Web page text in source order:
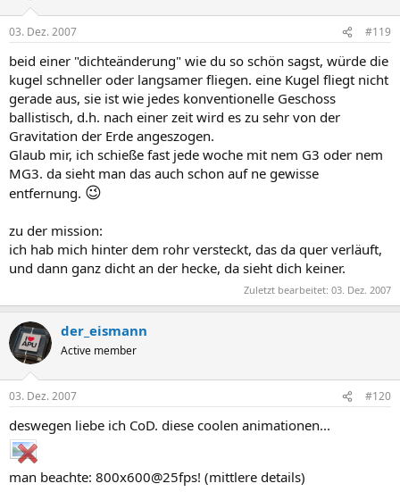
03. Dez. 2007 #119
beid einer "dichteänderung" wie du so schön sagst, würde die
kugel schneller oder langsamer fliegen. eine Kugel fliegt nicht
gerade aus, sie ist wie jedes konventionelle Geschoss
ballistisch, d.h. nach einer zeit wird es zu sehr von der
Gravitation der Erde angeszogen.
Glaub mir, ich schieße fast jede woche mit nem G3 oder nem
MG3. da sieht man das auch schon auf ne gewisse
entfernung. 😉
zu der mission:
ich hab mich hinter dem rohr versteckt, das da quer verläuft,
und dann ganz dicht an der hecke, da sieht dich keiner.
Zuletzt bearbeitet: 03. Dez. 2007
der_eismann
Active member
03. Dez. 2007 #120
deswegen liebe ich CoD. diese coolen animationen...
man beachte: 800x600@25fps! (mittlere details)